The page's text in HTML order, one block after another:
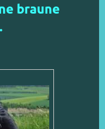
braune